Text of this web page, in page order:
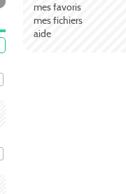
mes favoris
mes fichiers
aide